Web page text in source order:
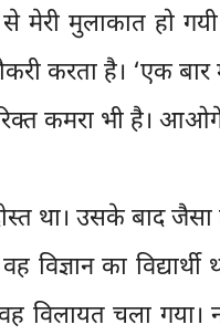
से मेरी मुलाकात हो
करता है। ‘एक
कमरा भी है।
था। उसके बाद
का
विलायत चला गया।